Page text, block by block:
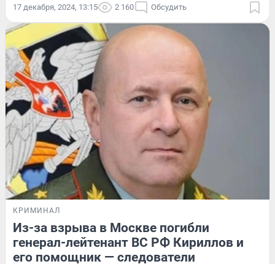
17 декабря, 2024, 13:15 2 160 Обсудить
КРИМИНАЛ
Из-за взрыва в Москве погибли
генерал-лейтенант ВС РФ Кириллов и
его помощник — следователи